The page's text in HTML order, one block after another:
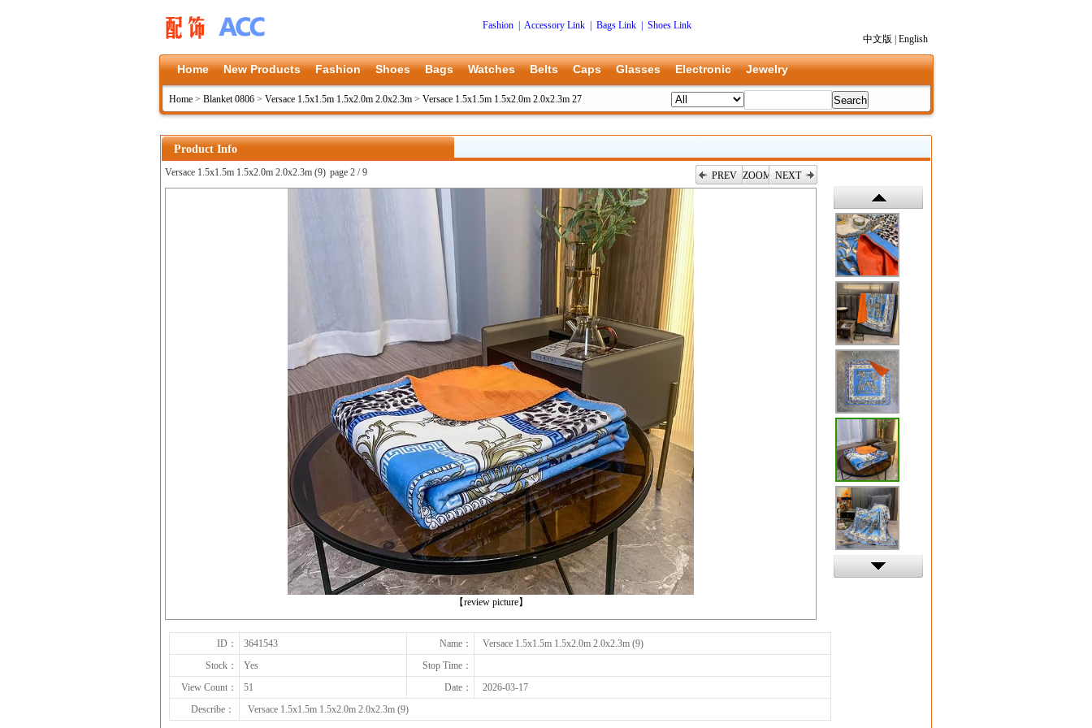
Fashion Accessory Link Bags Link
Shoes Link
中文版
English
Home New Products Fashion Shoes Bags Watches Belts Caps Glasses Electronic Jewelry
Home > Blanket 0806 > Versace 1.5x1.5m 1.5x2.0m 2.0x2.3m > Versace 1.5x1.5m 1.5x2.0m 2.0x2.3m 27
Product Info
Versace 1.5x1.5m 1.5x2.0m 2.0x2.3m (9) page 2 / 9 PREV ZOOM NEXT
【review picture】
下一张
ID： 3641543 Name：
Versace 1.5x1.5m 1.5x2.0m 2.0x2.3m (9)
Stock：
Yes
Stop Time：
View Count：
51 Date：
2026-03-17
Describe：
Versace 1.5x1.5m 1.5x2.0m 2.0x2.3m (9)